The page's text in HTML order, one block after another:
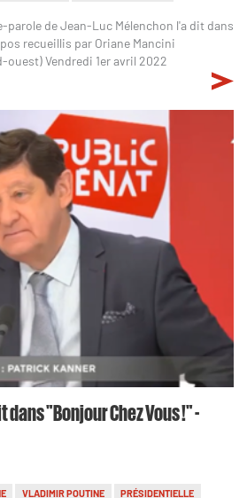
parole de Jean-Luc Mélenchon l'a dit dans
recueillis par Oriane Mancini
Vendredi 1er avril 2022
"Bonjour Chez Vous !" -
VLADIMIR POUTINE PRÉSIDENTIELLE